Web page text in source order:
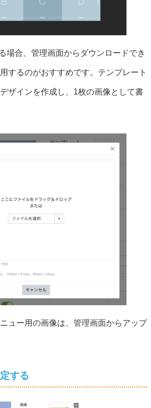
場合、管理画面からダウンロードでき
するのがおすすめです。テンプレート
ザインを作成し、1枚の画像として書
ュー用の画像は、管理画面からアップ
する